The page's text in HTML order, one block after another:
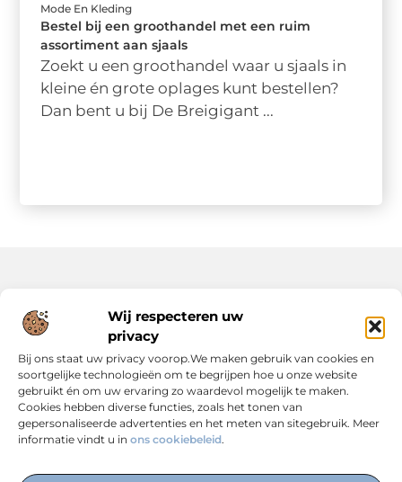
Wij respecteren uw
privacy
Bij ons staat uw privacy voorop.We maken gebruik van cookies en
soortgelijke technologieën om te begrijpen hoe u onze website
gebruikt én om uw ervaring zo waardevol mogelijk te maken.
Cookies hebben diverse functies, zoals het tonen van
gepersonaliseerde advertenties en het meten van sitegebruik. Meer
informatie vindt u in ons cookiebeleid.
Mode En Kleding
Bestel bij een groothandel met een ruim
assortiment aan sjaals
Zoekt u een groothandel waar u sjaals in
kleine én grote oplages kunt bestellen?
Dan bent u bij De Breigigant ...
Onze informatie